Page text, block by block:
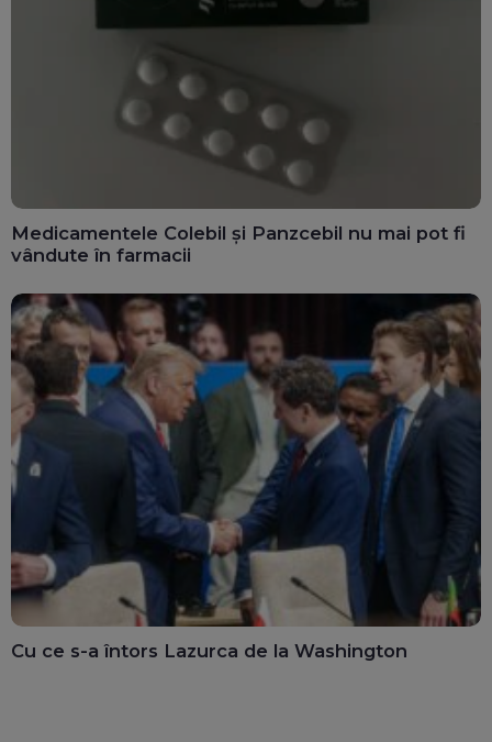
Medicamentele Colebil și Panzcebil nu mai pot fi
vândute în farmacii
Cu ce s-a întors Lazurca de la Washington